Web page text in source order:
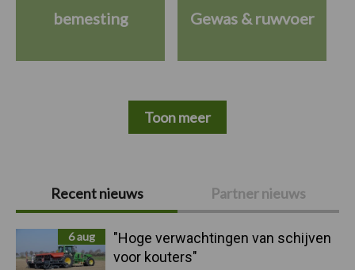
Primaire
Sidebar
Recent nieuws Partner nieuws
6 aug
"Hoge verwachtingen van schijven
voor kouters"
bemesting Gewas & ruwvoer
Toon meer